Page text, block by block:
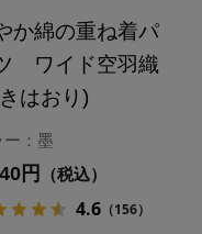
か綿の重ね着パ
ワイド空羽織
はおり)
ー：墨
円 （税込）
4.6（156）